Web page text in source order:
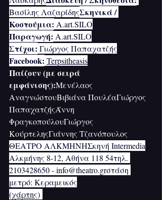
Βασίλης ΛαζαρίδηςΣκηνικά /
Κοστούμια: Α.art.SILO
Παραγωγή: Α.art.SILO
Στίχοι: Γιώργος Παπαχατζής
Facebook: Terpsitheasis
Παίζουν (με σειρά
εμφάνισης):Μενέλαος
ΑναγνώστουΒιβιάνα ΠουλέαΓιώργος
ΠαπαχατζήςΆννη
ΦραγκοπούλουΓιώργος
ΚούρτεληςΓιάννης Τζανόπουλος
ΘΕΑΤΡΟ ΑΛΚΜΗΝΗΣκηνή Intermedia
Αλκμήνης 8-12, Αθήνα 118 54τηλ.
2103428650 - info@theatro.grστάση
μετρό: Κεραμεικός
(χάρτης)